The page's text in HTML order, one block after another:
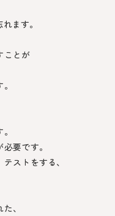
ます。
ことが
要です。
ストをする、
、